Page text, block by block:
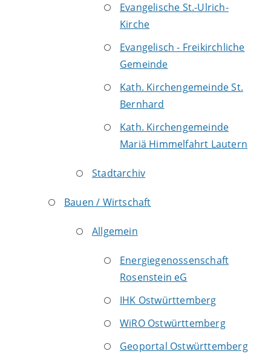
Evangelische St.-Ulrich-
Kirche
Evangelisch - Freikirchliche
Gemeinde
Kath. Kirchengemeinde St.
Bernhard
Kath. Kirchengemeinde
Mariä Himmelfahrt Lautern
Stadtarchiv
Bauen / Wirtschaft
Allgemein
Energiegenossenschaft
Rosenstein eG
IHK Ostwürttemberg
WiRO Ostwürttemberg
Geoportal Ostwürttemberg